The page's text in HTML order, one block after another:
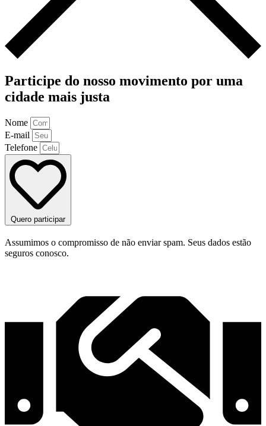
Participe do nosso movimento por uma
cidade mais justa
Nome
E-mail
Telefone
Quero participar
Assumimos o compromisso de não enviar spam. Seus dados estão
seguros conosco.